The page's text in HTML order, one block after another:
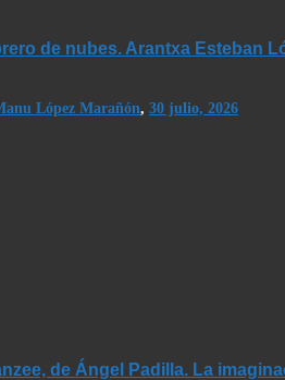
de nubes. Arantxa Esteban
López Marañón, 30 julio, 2026
de Ángel Padilla. La